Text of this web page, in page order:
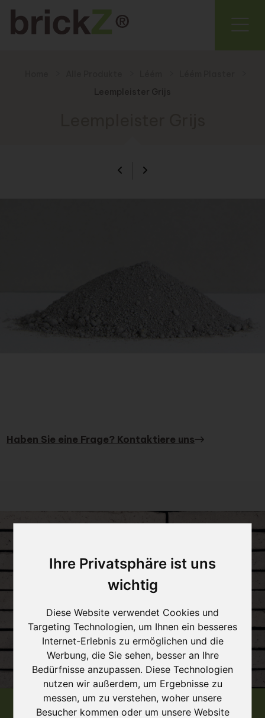
Ihre Privatsphäre ist uns
wichtig
Diese Website verwendet Cookies und
Targeting Technologien, um Ihnen ein besseres
Internet-Erlebnis zu ermöglichen und die
Werbung, die Sie sehen, besser an Ihre
Bedürfnisse anzupassen. Diese Technologien
nutzen wir außerdem, um Ergebnisse zu
messen, um zu verstehen, woher unsere
Besucher kommen oder um unsere Website
Leempleister Grijs
Haben Sie eine Frage? Kontaktiere uns